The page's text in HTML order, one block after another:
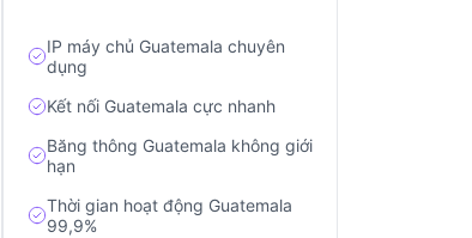
IP máy chủ Guatemala chuyên
dụng
Kết nối Guatemala cực nhanh
Băng thông Guatemala không giới
hạn
Thời gian hoạt động Guatemala
99,9%